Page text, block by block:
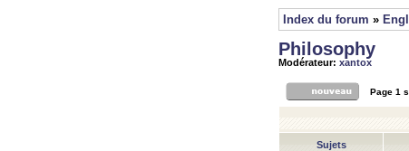
Index du forum »
Philosophy
Modérateur: xantox
Page 1
Sujets